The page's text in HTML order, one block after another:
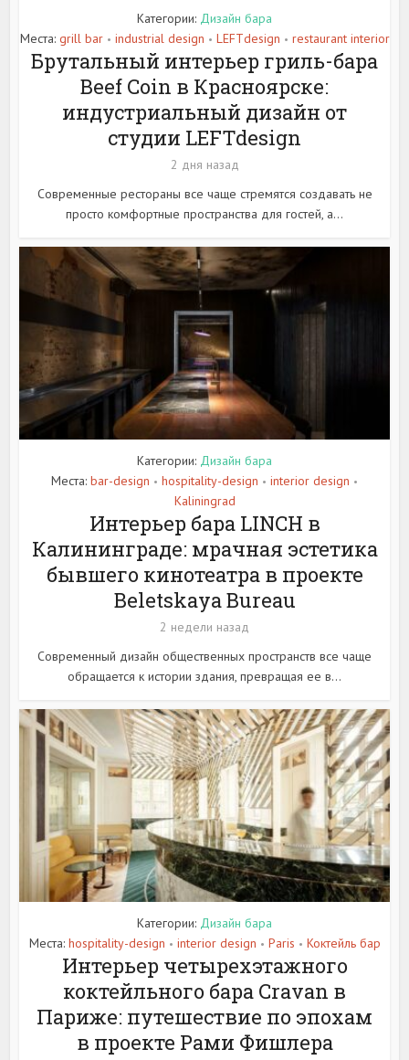
Категории: Дизайн бара
Места: grill bar • industrial design • LEFTdesign • restaurant interior
Брутальный интерьер гриль-бара
Beef Coin в Красноярске:
индустриальный дизайн от
студии LEFTdesign
2 дня назад
Современные рестораны все чаще стремятся создавать не
просто комфортные пространства для гостей, а...
Категории: Дизайн бара
Места: bar-design • hospitality-design • interior design •
Kaliningrad
Интерьер бара LINCH в
Калининграде: мрачная эстетика
бывшего кинотеатра в проекте
Beletskaya Bureau
2 недели назад
Современный дизайн общественных пространств все чаще
обращается к истории здания, превращая ее в...
Категории: Дизайн бара
Места: hospitality-design • interior design • Paris • Коктейль бар
Интерьер четырехэтажного
коктейльного бара Cravan в
Париже: путешествие по эпохам
в проекте Рами Фишлера